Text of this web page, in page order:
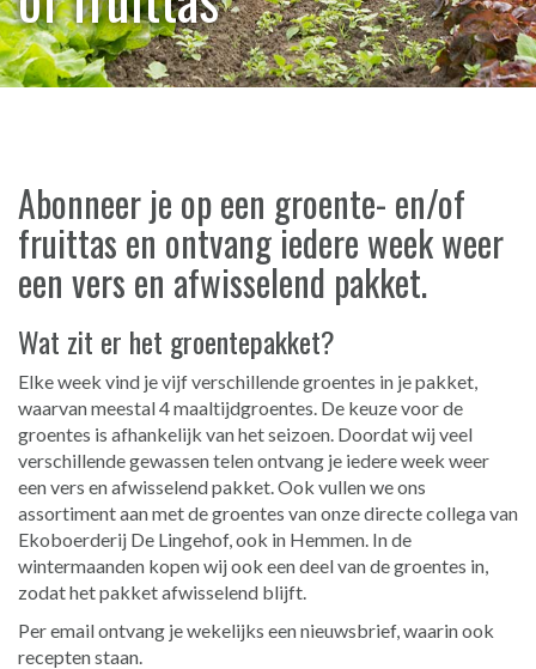
Abonneer je op een groente- en/of
fruittas en ontvang iedere week weer
een vers en afwisselend pakket.
Wat zit er het groentepakket?
Elke week vind je vijf verschillende groentes in je pakket,
waarvan meestal 4 maaltijdgroentes. De keuze voor de
groentes is afhankelijk van het seizoen. Doordat wij veel
verschillende gewassen telen ontvang je iedere week weer
een vers en afwisselend pakket. Ook vullen we ons
assortiment aan met de groentes van onze directe collega van
Ekoboerderij De Lingehof, ook in Hemmen. In de
wintermaanden kopen wij ook een deel van de groentes in,
zodat het pakket afwisselend blijft.
Per email ontvang je wekelijks een nieuwsbrief, waarin ook
recepten staan.